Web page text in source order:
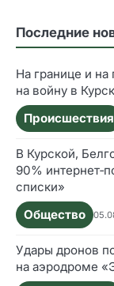
Последние
На границе и на
на войну в
Происшествия
В Курской,
90%
списки»
Общество
Удары дронов
на аэродроме